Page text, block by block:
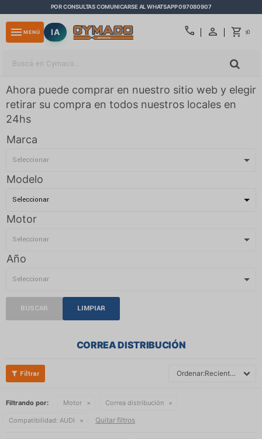
POR CONSULTAS COMUNICARSE AL WHATSAPP 097080907
call $0
menu MENÚ IA
Ahora puede comprar en nuestro sitio web y elegir
retirar su compra en todos nuestros locales en
24hs
Marca
Modelo
Motor
Año
BUSCAR LIMPIAR
CORREA DISTRIBUCIÓN
Recientes
Filtrando por: Motor Correa distribución
Compatibilidad: AUDI Quitar filtros
close